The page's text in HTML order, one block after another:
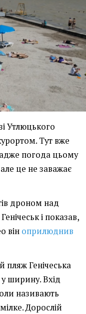
Утлюцького
Тут вже
погода цьому
це не заважає
дроном над
і показав,
він оприлюднив
пляж Генічеська
ширину. Вхід
називають
Дорослій